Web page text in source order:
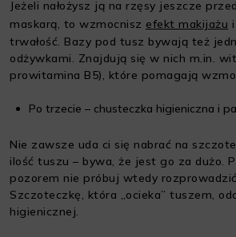
Jeżeli nałożysz ją na rzęsy jeszcze
maskarą, to wzmocnisz efekt makijażu
trwałość. Bazy pod tusz bywają też
odżywkami. Znajdują się w nich m.in.
prowitamina B5), które pomagają
Po trzecie – chusteczka higieniczna i
Nie zawsze uda ci się nabrać na
ilość tuszu – bywa, że jest go za dużo.
pozorem nie próbuj wtedy
Szczoteczkę, która „ocieka” tuszem,
higienicznej.